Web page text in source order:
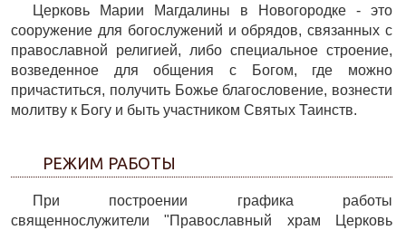
Церковь Марии Магдалины в Новогородке - это
сооружение для богослужений и обрядов, связанных с
православной религией, либо специальное строение,
возведенное для общения с Богом, где можно
причаститься, получить Божье благословение, вознести
молитву к Богу и быть участником Святых Таинств.
РЕЖИМ РАБОТЫ
При построении графика работы
священнослужители "Православный храм Церковь